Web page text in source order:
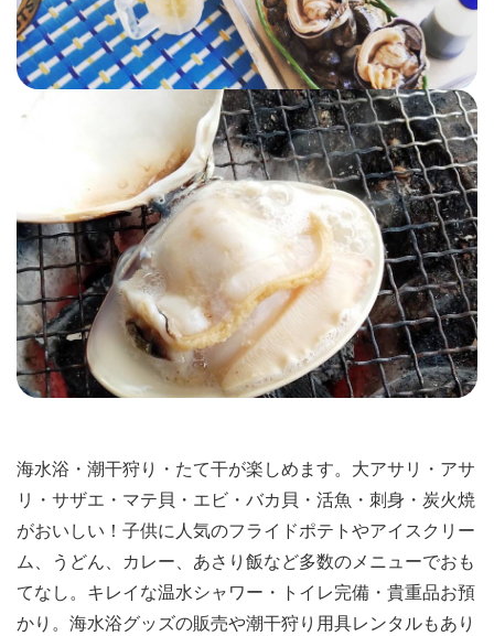
海水浴・潮干狩り・たて干が楽しめます。大アサリ・アサ
リ・サザエ・マテ貝・エビ・バカ貝・活魚・刺身・炭火焼
がおいしい！子供に人気のフライドポテトやアイスクリー
ム、うどん、カレー、あさり飯など多数のメニューでおも
てなし。キレイな温水シャワー・トイレ完備・貴重品お預
かり。海水浴グッズの販売や潮干狩り用具レンタルもあり